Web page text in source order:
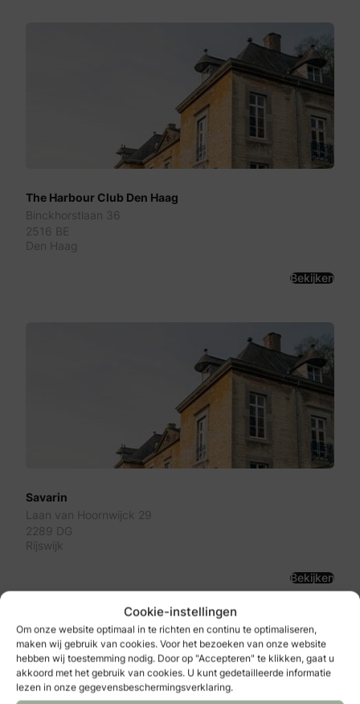
Cookie-instellingen
Om onze website optimaal in te richten en continu te optimaliseren,
maken wij gebruik van cookies. Voor het bezoeken van onze website
hebben wij toestemming nodig. Door op "Accepteren" te klikken, gaat u
akkoord met het gebruik van cookies. U kunt gedetailleerde informatie
lezen in onze gegevensbeschermingsverklaring.
The Harbour Club Den Haag
Binckhorstlaan 36
2516 BE
Den Haag
Bekijken
Savarin
Laan van Hoornwijck 29
2289 DG
Rijswijk
Bekijken